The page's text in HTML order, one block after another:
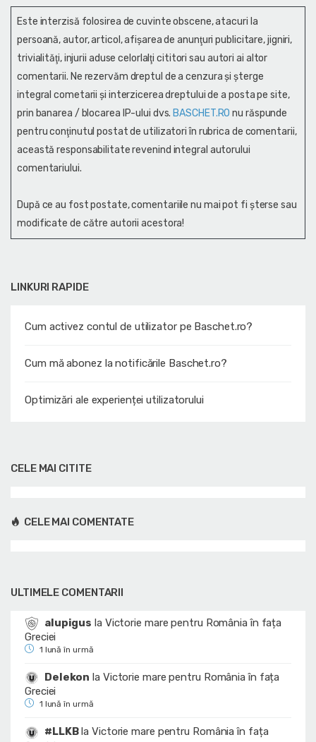
LINKURI RAPIDE
Cum activez contul de utilizator pe Baschet.ro?
Cum mă abonez la notificările Baschet.ro?
Optimizări ale experienței utilizatorului
Este interzisă folosirea de cuvinte obscene, atacuri la
persoană, autor, articol, afişarea de anunţuri publicitare, jigniri,
trivialităţi, injurii aduse celorlalţi cititori sau autori ai altor
comentarii. Ne rezervăm dreptul de a cenzura și şterge
integral cometarii și interzicerea dreptului de a posta pe site,
prin banarea / blocarea IP-ului dvs. BASCHET.RO nu răspunde
pentru conţinutul postat de utilizatori în rubrica de comentarii,
această responsabilitate revenind integral autorului
comentariului.
După ce au fost postate, comentariile nu mai pot fi șterse sau
modificate de către autorii acestora!
CELE MAI CITITE
CELE MAI COMENTATE
ULTIMELE COMENTARII
alupigus la Victorie mare pentru România în fața
Greciei
1 lună în urmă
Delekon la Victorie mare pentru România în fața
Greciei
1 lună în urmă
#LLKBlaVictorie mare pentru România în fața